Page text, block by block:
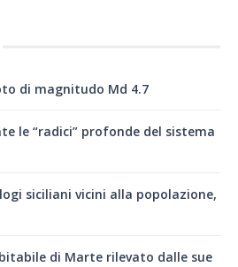
di magnitudo Md 4.7
le “radici” profonde del sistema
siciliani vicini alla popolazione,
di Marte rilevato dalle sue